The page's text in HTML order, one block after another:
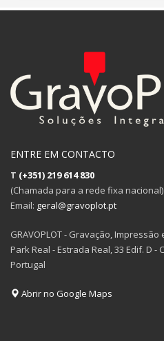
ENTRE EM CONTACTO
T (+351) 219 614 830
(Chamada para a rede fixa nacional)
Email: geral@gravoplot.pt
GRAVOPLOT - Gravação, Impressão
Park Real - Estrada Real, 33 Edif. D -
Portugal
Abrir no Google Maps